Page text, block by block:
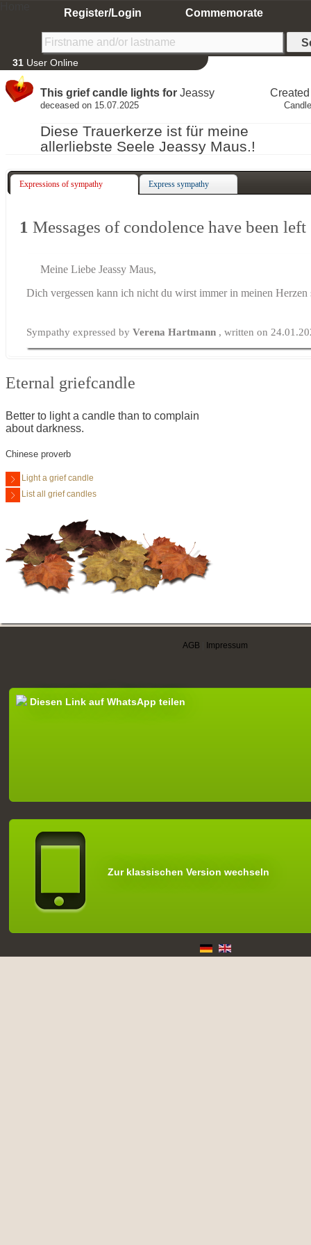
Register/Login Commemorate
31 User Online
This grief candle lights for Jeassy
deceased on 15.07.2025
Diese Trauerkerze ist für meine
allerliebste Seele Jeassy Maus.!
Expressions of sympathy Express sympathy
1 Messages of condolence have been left
Meine Liebe Jeassy Maus,
Dich vergessen kann ich nicht du wirst immer in meinen Herzen
Sympathy expressed byVerena Hartmann , written on
Eternal griefcandle
Better to light a candle than to complain
about darkness.
Chinese proverb
Light a grief candle
List all grief candles
AGB Impressum
Diesen Link auf WhatsApp teilen
Zur klassischen Version wechseln